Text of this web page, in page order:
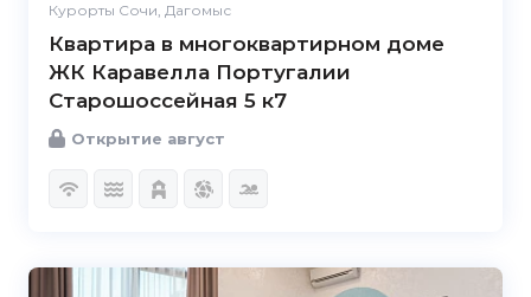
Курорты Сочи, Дагомыс
Квартира в многоквартирном доме
ЖК Каравелла Португалии
Старошоссейная 5 к7
Открытие август